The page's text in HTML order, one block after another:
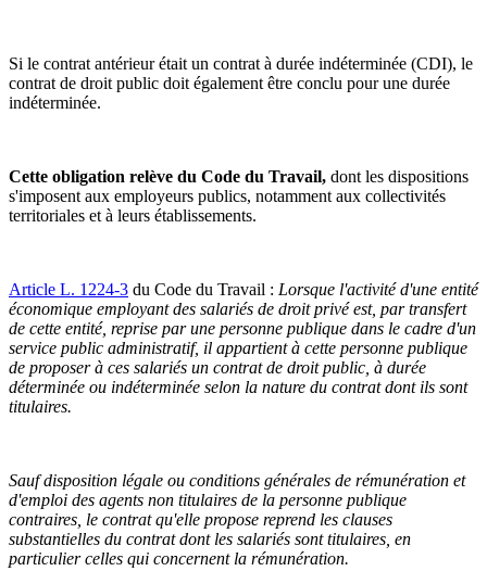
Si le contrat antérieur était un contrat à durée indéterminée (CDI), le
contrat de droit public doit également être conclu pour une durée
indéterminée.
Cette obligation relève du Code du Travail, dont les dispositions
s'imposent aux employeurs publics, notamment aux collectivités
territoriales et à leurs établissements.
Article L. 1224-3 du Code du Travail : Lorsque l'activité d'une entité
économique employant des salariés de droit privé est, par transfert
de cette entité, reprise par une personne publique dans le cadre d'un
service public administratif, il appartient à cette personne publique
de proposer à ces salariés un contrat de droit public, à durée
déterminée ou indéterminée selon la nature du contrat dont ils sont
titulaires.
Sauf disposition légale ou conditions générales de rémunération et
d'emploi des agents non titulaires de la personne publique
contraires, le contrat qu'elle propose reprend les clauses
substantielles du contrat dont les salariés sont titulaires, en
particulier celles qui concernent la rémunération.